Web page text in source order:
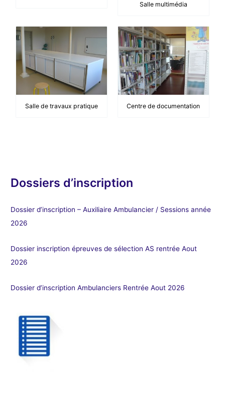
Salle multimédia
Salle de travaux pratique Centre de documentation
Dossiers d’inscription
Dossier d’inscription – Auxiliaire Ambulancier / Sessions année
2026
Dossier inscription épreuves de sélection AS rentrée Aout
2026
Dossier d’inscription Ambulanciers Rentrée Aout 2026